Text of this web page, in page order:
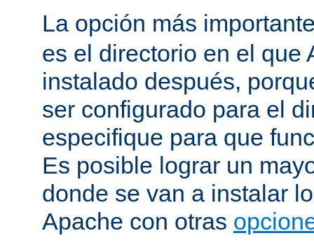
La opción más
es el directorio en el que
instalado después,
ser configurado para el
especifique para que
Es posible lograr un
donde se van a instalar
Apache con otras